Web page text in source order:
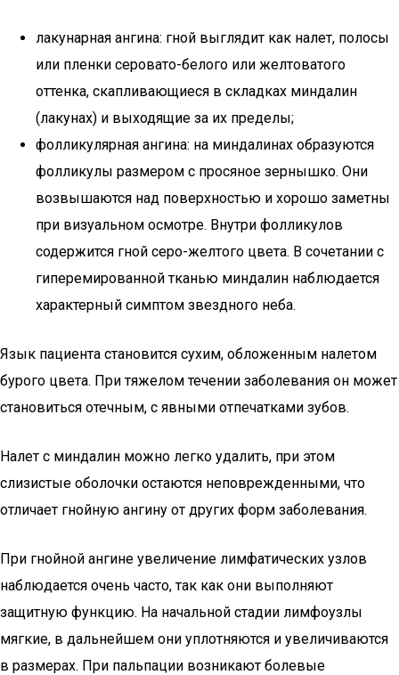
лакунарная ангина: гной выглядит как налет, полосы
или пленки серовато-белого или желтоватого
оттенка, скапливающиеся в складках миндалин
(лакунах) и выходящие за их пределы;
фолликулярная ангина: на миндалинах образуются
фолликулы размером с просяное зернышко. Они
возвышаются над поверхностью и хорошо заметны
при визуальном осмотре. Внутри фолликулов
содержится гной серо-желтого цвета. В сочетании с
гиперемированной тканью миндалин наблюдается
характерный симптом звездного неба.
Язык пациента становится сухим, обложенным налетом
бурого цвета. При тяжелом течении заболевания он может
становиться отечным, с явными отпечатками зубов.
Налет с миндалин можно легко удалить, при этом
слизистые оболочки остаются неповрежденными, что
отличает гнойную ангину от других форм заболевания.
При гнойной ангине увеличение лимфатических узлов
наблюдается очень часто, так как они выполняют
защитную функцию. На начальной стадии лимфоузлы
мягкие, в дальнейшем они уплотняются и увеличиваются
в размерах. При пальпации возникают болевые